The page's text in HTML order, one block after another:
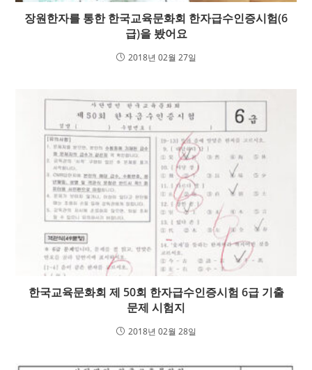
장원한자를 통한 한국교육문화회 한자급수인증시험(6
급)을 봤어요
2018년 02월 27일
한국교육문화회 제 50회 한자급수인증시험 6급 기출
문제 시험지
2018년 02월 28일